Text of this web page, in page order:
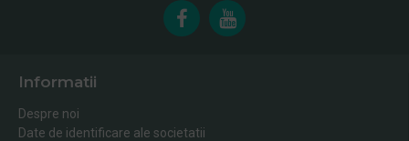
Informatii
Despre noi
Date de identificare ale societatii